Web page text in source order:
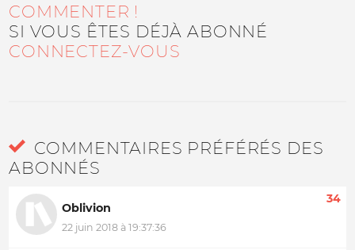
COMMENTER !
SI VOUS ÊTES DÉJÀ ABONNÉ
CONNECTEZ-VOUS
COMMENTAIRES PRÉFÉRÉS DES
ABONNÉS
Oblivion
22 juin 2018 à 19:37:36
34